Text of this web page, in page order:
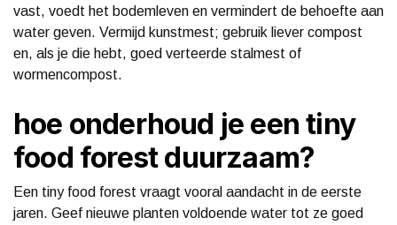
vast, voedt het bodemleven en vermindert de behoefte aan
water geven. Vermijd kunstmest; gebruik liever compost
en, als je die hebt, goed verteerde stalmest of
wormencompost.
hoe onderhoud je een tiny
food forest duurzaam?
Een tiny food forest vraagt vooral aandacht in de eerste
jaren. Geef nieuwe planten voldoende water tot ze goed